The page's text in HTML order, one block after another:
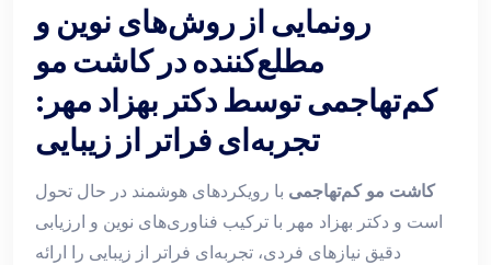
رونمایی از روش‌های نوین و
مطلع‌کننده در کاشت مو
کم‌تهاجمی توسط دکتر بهزاد مهر:
تجربه‌ای فراتر از زیبایی
کاشت مو کم‌تهاجمی با رویکردهای هوشمند در حال تحول
است و دکتر بهزاد مهر با ترکیب فناوری‌های نوین و ارزیابی
دقیق نیازهای فردی، تجربه‌ای فراتر از زیبایی را ارائه